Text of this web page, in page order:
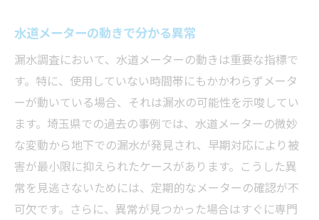
水道メーターの動きで分かる異常
漏水調査において、水道メーターの動きは重要な指標で
す。特に、使用していない時間帯にもかかわらずメータ
ーが動いている場合、それは漏水の可能性を示唆してい
ます。埼玉県での過去の事例では、水道メーターの微妙
な変動から地下での漏水が発見され、早期対応により被
害が最小限に抑えられたケースがあります。こうした異
常を見逃さないためには、定期的なメーターの確認が不
可欠です。さらに、異常が見つかった場合はすぐに専門